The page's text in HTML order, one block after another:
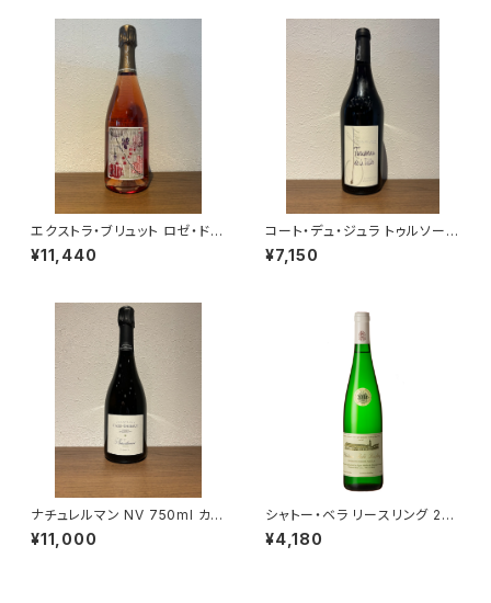
エクストラ・ブリュット ロゼ・ド・
ムニエ NV ラエルト・フレール
ロゼ シャンパーニュ 750ml
¥11,440
コート・デュ・ジュラ トゥルソー
ド・ラ・ヴァレ 2023 クールベ 赤
ワイン ジュラ 750ml
¥7,150
ナチュレルマン NV 750ml カゼ
ティボー シャンパーニュ ムニエ
100％ フランス
¥11,000
シャトー・ベラ リースリング 202
3 エゴン・ミュラー 白ワイン ス
ロヴァキア 750ml
¥4,180